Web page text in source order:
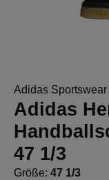
Adidas Sportswear
Adidas
47 1/3
Größe: 47 1/3